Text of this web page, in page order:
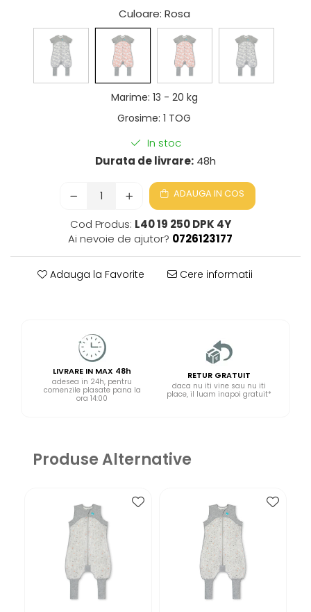
Culoare: Rosa
Marime: 13 - 20 kg
Grosime: 1 TOG
In stoc
Durata de livrare: 48h
ADAUGA IN COS
Cod Produs: L40 19 250 DPK 4Y
Ai nevoie de ajutor? 0726123177
Adauga la Favorite Cere informatii
LIVRARE IN MAX 48h
adesea in 24h, pentru
comenzile plasate pana la
ora 14:00
RETUR GRATUIT
daca nu iti vine sau nu iti
place, il luam inapoi gratuit*
Produse Alternative